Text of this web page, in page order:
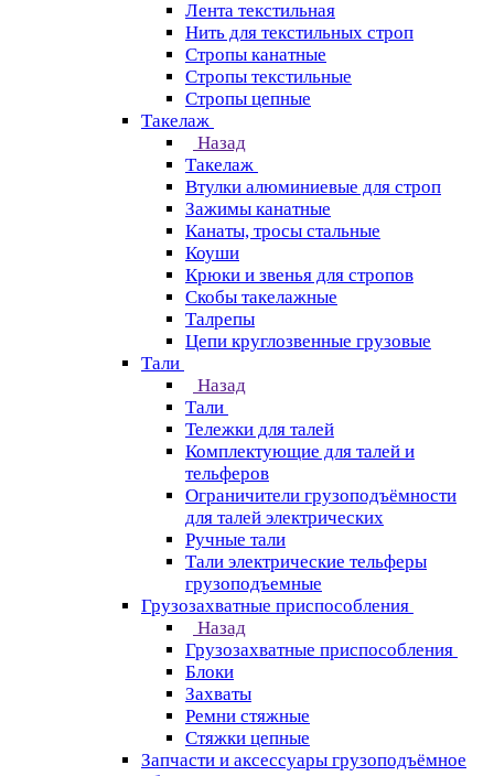
Лента текстильная
Нить для текстильных строп
Стропы канатные
Стропы текстильные
Стропы цепные
Такелаж
Назад
Такелаж
Втулки алюминиевые для строп
Зажимы канатные
Канаты, тросы стальные
Коуши
Крюки и звенья для стропов
Скобы такелажные
Талрепы
Цепи круглозвенные грузовые
Тали
Назад
Тали
Тележки для талей
Комплектующие для талей и
тельферов
Ограничители грузоподъёмности
для талей электрических
Ручные тали
Тали электрические тельферы
грузоподъемные
Грузозахватные приспособления
Назад
Грузозахватные приспособления
Блоки
Захваты
Ремни стяжные
Стяжки цепные
Запчасти и аксессуары грузоподъёмное